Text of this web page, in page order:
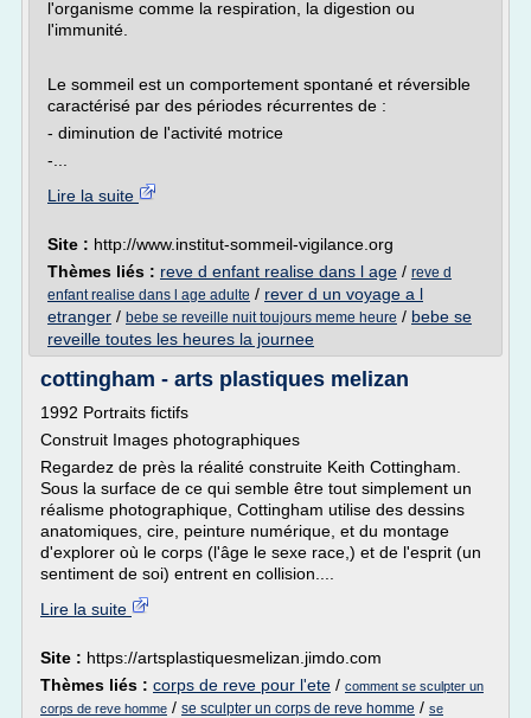
l'organisme comme la respiration, la digestion ou
l'immunité.
Le sommeil est un comportement spontané et réversible
caractérisé par des périodes récurrentes de :
- diminution de l'activité motrice
-...
Lire la suite
Site : http://www.institut-sommeil-vigilance.org
Thèmes liés : reve d enfant realise dans l age / reve d
enfant realise dans l age adulte / rever d un voyage a l
etranger / bebe se reveille nuit toujours meme heure / bebe se
reveille toutes les heures la journee
cottingham - arts plastiques melizan
1992 Portraits fictifs
Construit Images photographiques
Regardez de près la réalité construite Keith Cottingham.
Sous la surface de ce qui semble être tout simplement un
réalisme photographique, Cottingham utilise des dessins
anatomiques, cire, peinture numérique, et du montage
d'explorer où le corps (l'âge le sexe race,) et de l'esprit (un
sentiment de soi) entrent en collision....
Lire la suite
Site : https://artsplastiquesmelizan.jimdo.com
Thèmes liés : corps de reve pour l'ete / comment se sculpter un
corps de reve homme / se sculpter un corps de reve homme / se